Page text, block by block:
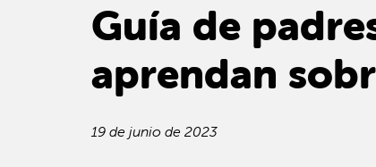
Guía de
aprendan
19 de junio de 2023